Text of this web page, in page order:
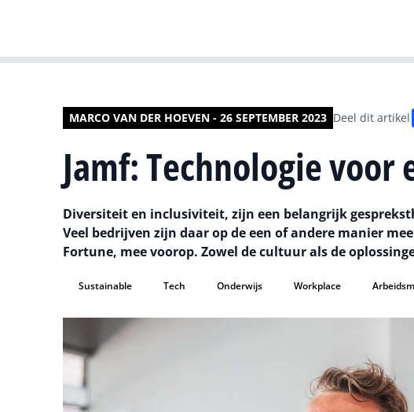
MARCO VAN DER HOEVEN - 26 SEPTEMBER 2023 Deel dit artikel
Jamf: Technologie
Diversiteit en inclusiviteit, zijn een belangrijk
Veel bedrijven zijn daar op de een of andere manier
Fortune, mee voorop. Zowel de cultuur als de
Sustainable Tech Onderwijs Workplace